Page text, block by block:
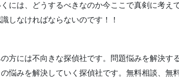
には、どうするべきなのか今ここで真剣に考え
しなければならないのです！！
の方には不向きな探偵社です。問題悩みを解決す
悩みを解決していく探偵社です。無料相談、無